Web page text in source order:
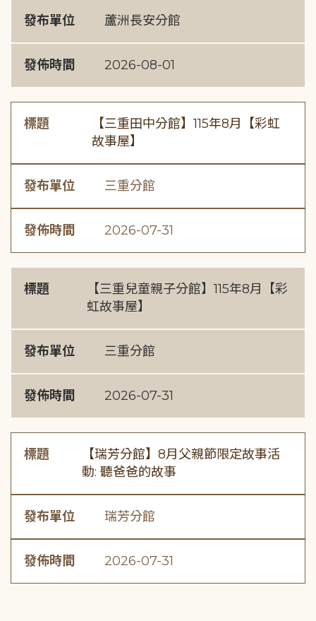
發布單位 蘆洲長安分館
發佈時間 2026-08-01
標題
【三重田中分館】115年8月【彩虹
故事屋】
發布單位 三重分館
發佈時間 2026-07-31
標題
【三重兒童親子分館】115年8月【彩
虹故事屋】
發布單位 三重分館
發佈時間 2026-07-31
標題
【瑞芳分館】8月父親節限定故事活
動: 聽爸爸的故事
發布單位 瑞芳分館
發佈時間 2026-07-31